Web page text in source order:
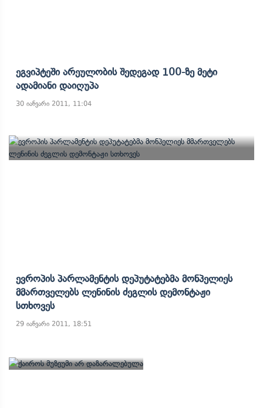
Ეგვიპტეში Არეულობის Შედეგად 100-Ზე Მეტი
Ადამიანი Დაიღუპა
30 იანვარი 2011, 11:04
Ევროპის Პარლამენტის Დეპუტატებმა Მონპელიეს
Მმართველებს Ლენინის Ძეგლის Დემონტაჟი
Სთხოვეს
29 იანვარი 2011, 18:51